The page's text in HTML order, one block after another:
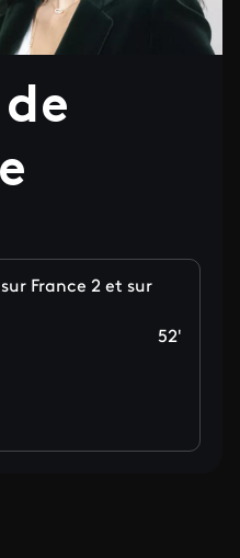
France 2 et sur
52'
X sur LinkedIn